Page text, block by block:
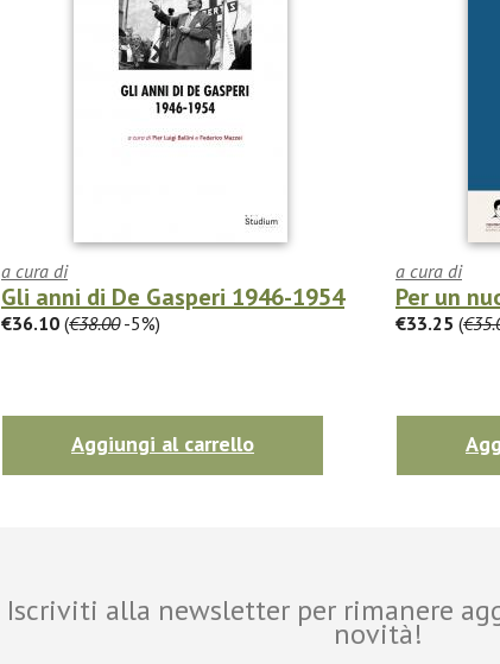
a cura di
Gli anni di De Gasperi 1946-1954
€36.10 (€38.00-5%)
Aggiungi al carrello
a cura di
Per un
€33.25 (
Iscriviti alla newsletter per rimanere
novità!